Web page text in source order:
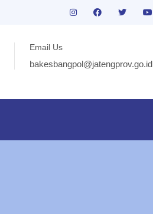
Email Us
bakesbangpol@jatengprov.go.id